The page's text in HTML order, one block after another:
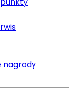
nagrody